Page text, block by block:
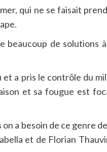
qui ne se faisait
de solutions
a pris le contrôle du
et sa fougue est
a besoin de ce genre
et de Florian